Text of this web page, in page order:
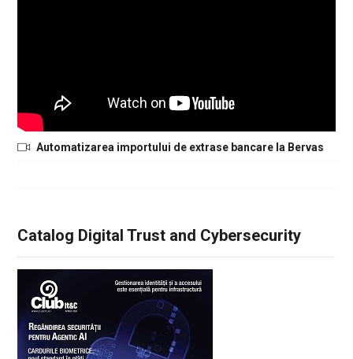
Automatizarea importului de extrase bancare la Bervas
Catalog Digital Trust and Cybersecurity